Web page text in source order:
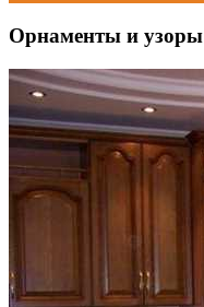
Орнаменты и узоры